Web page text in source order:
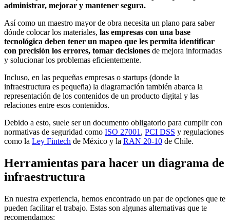
administrar, mejorar y mantener segura.
Así como un maestro mayor de obra necesita un plano para saber
dónde colocar los materiales, las empresas con una base
tecnológica deben tener un mapeo que les permita identificar
con precisión los errores, tomar decisiones de mejora informadas
y solucionar los problemas eficientemente.
Incluso, en las pequeñas empresas o startups (donde la
infraestructura es pequeña) la diagramación también abarca la
representación de los contenidos de un producto digital y las
relaciones entre esos contenidos.
Debido a esto, suele ser un documento obligatorio para cumplir con
normativas de seguridad como ISO 27001 , PCI DSS y regulaciones
como la Ley Fintech de México y la RAN 20-10 de Chile.
Herramientas para hacer un diagrama de
infraestructura
En nuestra experiencia, hemos encontrado un par de opciones que te
pueden facilitar el trabajo. Estas son algunas alternativas que te
recomendamos: